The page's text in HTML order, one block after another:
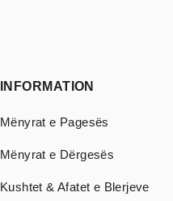
INFORMATION
Mënyrat e Pagesës
Mënyrat e Dërgesës
Kushtet & Afatet e Blerjeve